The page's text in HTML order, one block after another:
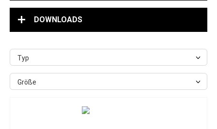
HeraCeram-Keramiklinien abgestimmt und ideal für die
geeignet.
Angebot sichern
Download Workbook
DOWNLOADS
Typ
Größe